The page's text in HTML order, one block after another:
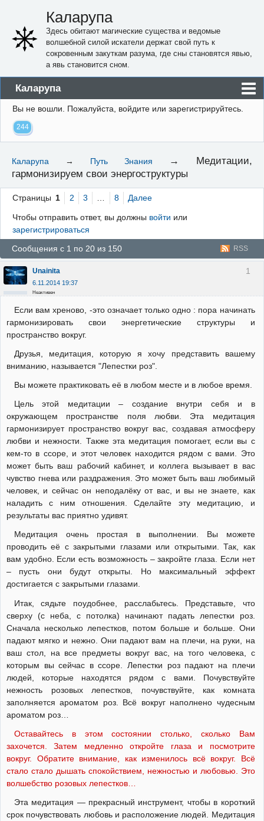
Каларупа
Здесь обитают магические существа и ведомые
волшебной силой искатели держат свой путь к
сокровенным закуткам разума, где сны становятся явью,
а явь становится сном.
Каларупа
Блог
Форум
Правила
Регистрация
Вход
Вы не вошли. Пожалуйста, войдите или зарегистрируйтесь.
244
Каларупа → Путь Знания → Медитации,
гармонизируем свои энергоструктуры
Страницы 1 2 3 … 8 Далее
Чтобы отправить ответ, вы должны войти или
зарегистрироваться
RSS
Сообщения с 1 по 20 из 150
1
Unainita
6.11.2014 19:37
Неактивен
Если вам хреново, -это означает только одно : пора начинать
гармонизировать свои энергетические структуры и
пространство вокруг.
Друзья, медитация, которую я хочу представить вашему
вниманию, называется "Лепестки роз".
Вы можете практиковать её в любом месте и в любое время.
Цель этой медитации – создание внутри себя и в
окружающем пространстве поля любви. Эта медитация
гармонизирует пространство вокруг вас, создавая атмосферу
любви и нежности. Также эта медитация помогает, если вы с
кем-то в ссоре, и этот человек находится рядом с вами. Это
может быть ваш рабочий кабинет, и коллега вызывает в вас
чувство гнева или раздражения. Это может быть ваш любимый
человек, и сейчас он неподалёку от вас, и вы не знаете, как
наладить с ним отношения. Сделайте эту медитацию, и
результаты вас приятно удивят.
Медитация очень простая в выполнении. Вы можете
проводить её с закрытыми глазами или открытыми. Так, как
вам удобно. Если есть возможность – закройте глаза. Если нет
– пусть они будут открыты. Но максимальный эффект
достигается с закрытыми глазами.
Итак, сядьте поудобнее, расслабьтесь. Представьте, что
сверху (с неба, с потолка) начинают падать лепестки роз.
Сначала несколько лепестков, потом больше и больше. Они
падают мягко и нежно. Они падают вам на плечи, на руки, на
ваш стол, на все предметы вокруг вас, на того человека, с
которым вы сейчас в ссоре. Лепестки роз падают на плечи
людей, которые находятся рядом с вами. Почувствуйте
нежность розовых лепестков, почувствуйте, как комната
заполняется ароматом роз. Всё вокруг наполнено чудесным
ароматом роз…
Оставайтесь в этом состоянии столько, сколько Вам
захочется. Затем медленно откройте глаза и посмотрите
вокруг. Обратите внимание, как изменилось всё вокруг. Всё
стало стало дышать спокойствием, нежностью и любовью. Это
волшебство розовых лепестков…
Эта медитация — прекрасный инструмент, чтобы в короткий
срок почувствовать любовь и расположение людей. Медитация